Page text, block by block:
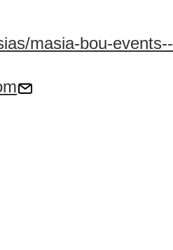
masia-bou-events--